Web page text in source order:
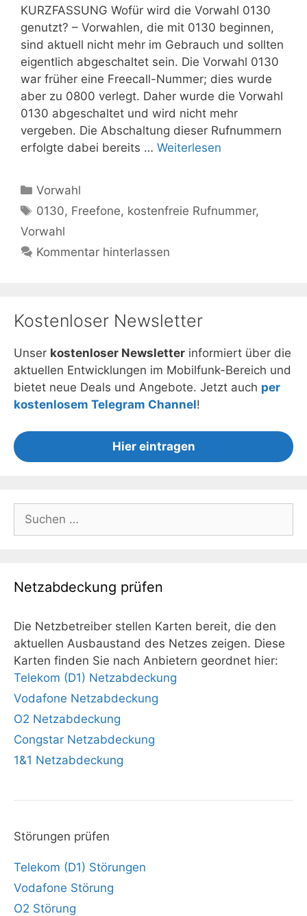
KURZFASSUNG Wofür wird die Vorwahl 0130
genutzt? – Vorwahlen, die mit 0130 beginnen,
sind aktuell nicht mehr im Gebrauch und sollten
eigentlich abgeschaltet sein. Die Vorwahl 0130
war früher eine Freecall-Nummer; dies wurde
aber zu 0800 verlegt. Daher wurde die Vorwahl
0130 abgeschaltet und wird nicht mehr
vergeben. Die Abschaltung dieser Rufnummern
erfolgte dabei bereits … Weiterlesen
Kategorien
Vorwahl
Schlagwörter
0130, Freefone, kostenfreie Rufnummer,
Vorwahl
Kommentar hinterlassen
Kostenloser Newsletter
Unser kostenloser Newsletter informiert über die
aktuellen Entwicklungen im Mobilfunk-Bereich und
bietet neue Deals und Angebote. Jetzt auch per
kostenlosem Telegram Channel!
Hier eintragen
nach:
Netzabdeckung prüfen
Die Netzbetreiber stellen Karten bereit, die den
aktuellen Ausbaustand des Netzes zeigen. Diese
Karten finden Sie nach Anbietern geordnet hier:
Telekom (D1) Netzabdeckung
Vodafone Netzabdeckung
O2 Netzabdeckung
Congstar Netzabdeckung
1&1 Netzabdeckung
Störungen prüfen
Telekom (D1) Störungen
Vodafone Störung
O2 Störung